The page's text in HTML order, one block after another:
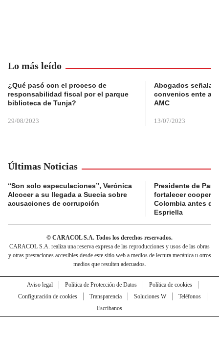
Lo más leído
¿Qué pasó con el proceso de
responsabilidad fiscal por el parque
biblioteca de Tunja?
29/08/2023
Abogados
convenios ente
AMC
13/07/2023
Últimas Noticias
“Son solo especulaciones”, Verónica
Alcocer a su llegada a Suecia sobre
acusaciones de corrupción
Presidente de
fortalecer
Colombia antes de
Espriella
© CARACOL S.A. Todos los derechos reservados.
CARACOL S.A. realiza una reserva expresa de las reproducciones y usos de las obras
y otras prestaciones accesibles desde este sitio web a medios de lectura mecánica u otros
medios que resulten adecuados.
Aviso legal Política de Protección de Datos
Política de cookies
Configuración de cookies
Transparencia Soluciones W
Teléfonos
Escríbanos